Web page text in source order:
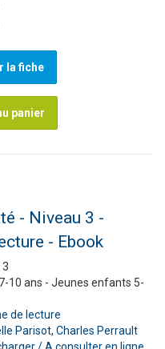
la fiche
panier
- Niveau 3 -
- Ebook
3
10 ans - Jeunes enfants 5-
de lecture
Parisot, Charles Perrault